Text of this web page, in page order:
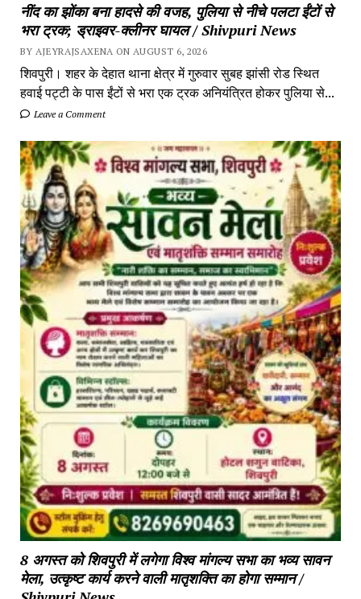
नींद का झोंका बना हादसे की वजह, पुलिया से नीचे पलटा ईंटों से
भरा ट्रक; ड्राइवर-क्लीनर घायल / Shivpuri News
BY AJEYRAJSAXENA ON AUGUST 6, 2026
शिवपुरी। शहर के देहात थाना क्षेत्र में गुरुवार सुबह झांसी रोड स्थित
हवाई पट्टी के पास ईंटों से भरा एक ट्रक अनियंत्रित होकर पुलिया से...
Leave a Comment
8 अगस्त को शिवपुरी में लगेगा विश्व मांगल्य सभा का भव्य सावन
मेला, उत्कृष्ट कार्य करने वाली मातृशक्ति का होगा सम्मान /